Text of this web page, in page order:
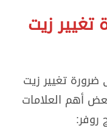
زيت
تغيير زيت
أهم العلامات
روفر: